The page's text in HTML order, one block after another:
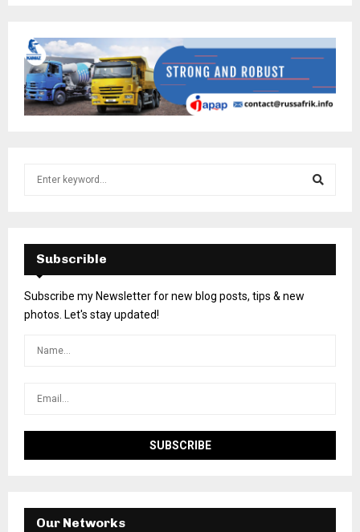
Subscrible
Subscribe my Newsletter for new blog posts, tips & new
photos. Let's stay updated!
Our Networks